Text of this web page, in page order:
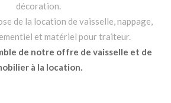
décoration.
de la location de vaisselle, nappage,
et matériel pour traiteur.
de notre offre de vaisselle et de
à la location.